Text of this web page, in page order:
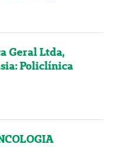
Geral Ltda,
Policlínica